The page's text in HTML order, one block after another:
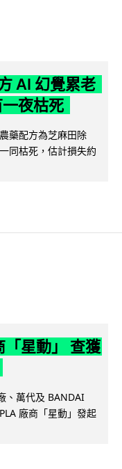
AI 幻覺累老
夜枯死
藥配方為芝麻田除
同枯死，估計損失約
星動」 查獲
、萬代及 BANDAI
廠商「星動」發起